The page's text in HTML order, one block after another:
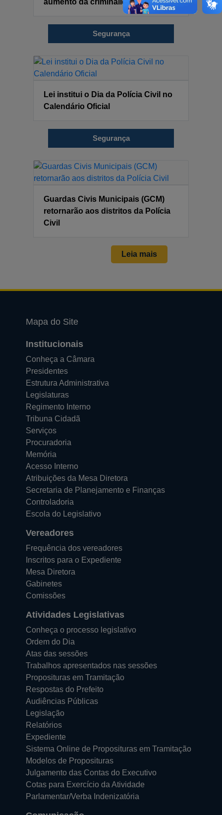
aumento da criminalidade
Segurança
Lei institui o Dia da Polícia Civil no
Calendário Oficial
Segurança
Guardas Civis Municipais (GCM)
retornarão aos distritos da Polícia
Civil
Leia mais
Mapa do Site
Institucionais
Conheça a Câmara
Presidentes
Estrutura Administrativa
Legislaturas
Regimento Interno
Tribuna Cidadã
Serviços
Procuradoria
Memória
Acesso Interno
Atribuições da Mesa Diretora
Secretaria de Planejamento e Finanças
Controladoria
Escola do Legislativo
Vereadores
Frequência dos vereadores
Inscritos para o Expediente
Mesa Diretora
Gabinetes
Comissões
Atividades Legislativas
Conheça o processo legislativo
Ordem do Dia
Atas das sessões
Trabalhos apresentados nas sessões
Proposituras em Tramitação
Respostas do Prefeito
Audiências Públicas
Legislação
Relatórios
Expediente
Sistema Online de Proposituras em Tramitação
Modelos de Proposituras
Julgamento das Contas do Executivo
Cotas para Exercício da Atividade
Parlamentar/Verba Indenizatória